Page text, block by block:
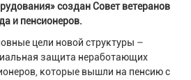
создан Совет ветеранов
и пенсионеров.
цели новой структуры –
защита неработающих
которые вышли на пенсию с